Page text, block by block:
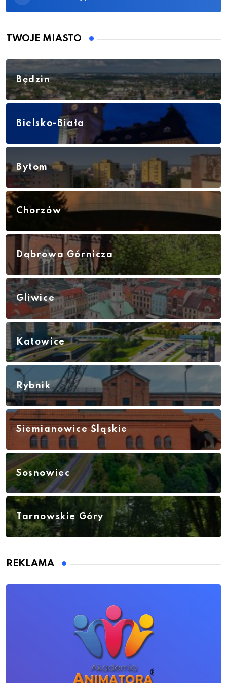
TWOJE MIASTO
Będzin
Bielsko-Biała
Bytom
Chorzów
Dąbrowa Górnicza
Gliwice
Katowice
Rybnik
Siemianowice Śląskie
Sosnowiec
Tarnowskie Góry
REKLAMA